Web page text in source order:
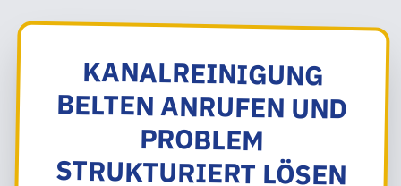
KANALREINIGUNG
BELTEN ANRUFEN UND
PROBLEM
STRUKTURIERT LÖSEN